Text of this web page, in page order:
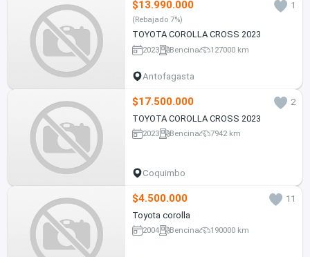
$13.990.000 1
(Rebajado 7%)
TOYOTA COROLLA CROSS 2023
2023 Bencina 127000 km
Antofagasta
$17.500.000
2
TOYOTA COROLLA CROSS 2023
2023 Bencina 7942 km
Coquimbo
$4.500.000
11
Toyota corolla
2004 Bencina 190000 km